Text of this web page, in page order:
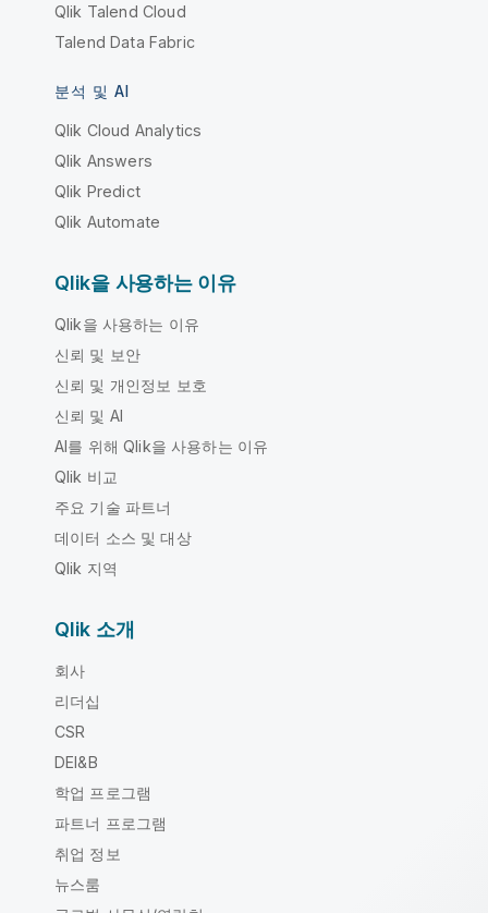
Qlik Talend Cloud
Talend Data Fabric
분석 및 AI
Qlik Cloud Analytics
Qlik Answers
Qlik Predict
Qlik Automate
Qlik을 사용하는 이유
Qlik을 사용하는 이유
신뢰 및 보안
신뢰 및 개인정보 보호
신뢰 및 AI
AI를 위해 Qlik을 사용하는 이유
Qlik 비교
주요 기술 파트너
데이터 소스 및 대상
Qlik 지역
Qlik 소개
회사
리더십
CSR
DEI&B
학업 프로그램
파트너 프로그램
취업 정보
뉴스룸